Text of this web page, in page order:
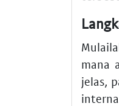
mana
jelas,